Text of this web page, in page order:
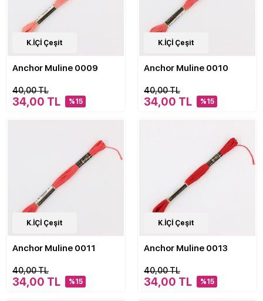
476 Çeşit
K.İÇİ Çeşit
Anchor Muline 0009
40,00 TL
34,00 TL %15
476 Çeşit
K.İÇİ Çeşit
Anchor Muline 0010
40,00 TL
34,00 TL %15
476 Çeşit
K.İÇİ Çeşit
Anchor Muline 0011
40,00 TL
34,00 TL %15
476 Çeşit
K.İÇİ Çeşit
Anchor Muline 0013
40,00 TL
34,00 TL %15